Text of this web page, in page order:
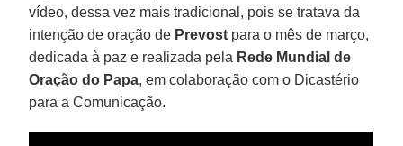
vídeo, dessa vez mais tradicional, pois se tratava da
intenção de oração de Prevost para o mês de março,
dedicada à paz e realizada pela Rede Mundial de
Oração do Papa, em colaboração com o Dicastério
para a Comunicação.